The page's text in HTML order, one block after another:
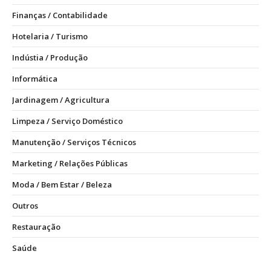
Finanças / Contabilidade
Hotelaria / Turismo
Indústia / Produção
Informática
Jardinagem / Agricultura
Limpeza / Serviço Doméstico
Manutenção / Serviços Técnicos
Marketing / Relações Públicas
Moda / Bem Estar / Beleza
Outros
Restauração
Saúde